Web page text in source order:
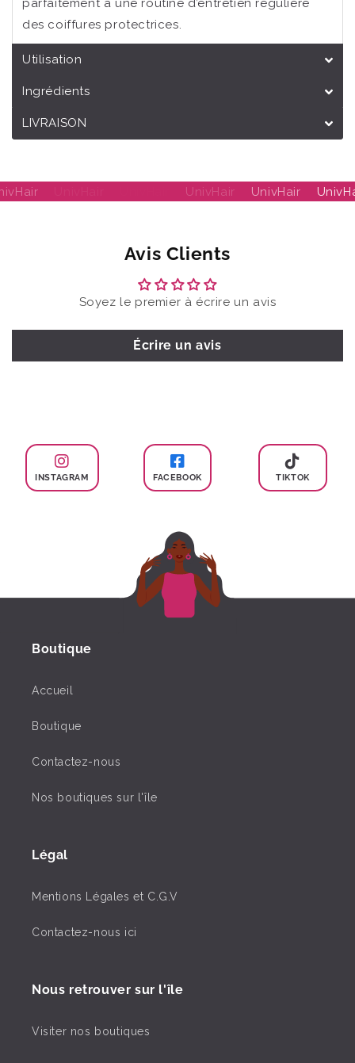
parfaitement à une routine d’entretien régulière
des coiffures protectrices.
Utilisation
Ingrédients
LIVRAISON
UnivHair UnivHair
Avis Clients
Soyez le premier à écrire un avis
Écrire un avis
INSTAGRAM FACEBOOK TIKTOK
Boutique
Accueil
Boutique
Contactez-nous
Nos boutiques sur l'île
Légal
Mentions Légales et C.G.V
Contactez-nous ici
Nous retrouver sur l'île
Visiter nos boutiques